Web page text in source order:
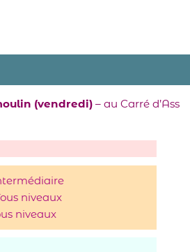
(vendredi) – au Carré d’Ass
niveaux
niveaux